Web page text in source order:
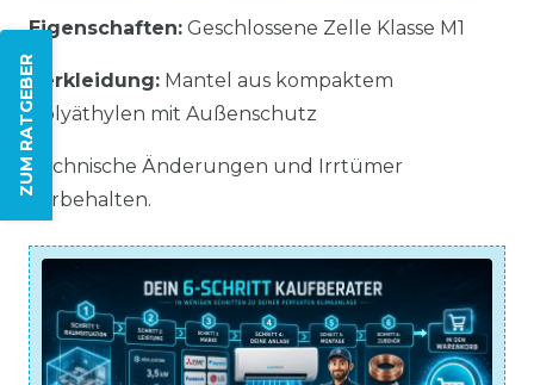
ZUM RATGEBER
Eigenschaften: Geschlossene Zelle Klasse M1
Verkleidung: Mantel aus kompaktem
Polyäthylen mit Außenschutz
Technische Änderungen und Irrtümer
vorbehalten.